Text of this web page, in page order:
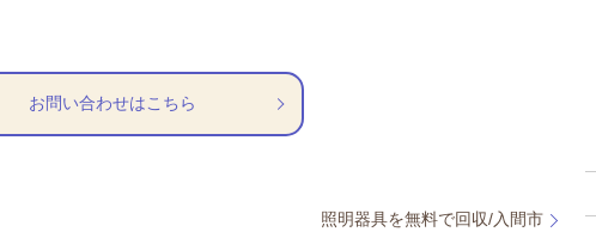
お問い合わせはこちら
照明器具を無料で回収/入間市